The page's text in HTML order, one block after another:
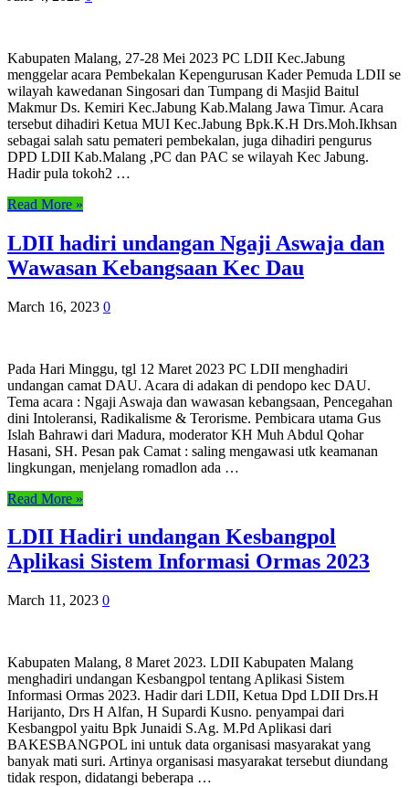
Kabupaten Malang, 27-28 Mei 2023 PC LDII Kec.Jabung
menggelar acara Pembekalan Kepengurusan Kader Pemuda LDII se
wilayah kawedanan Singosari dan Tumpang di Masjid Baitul
Makmur Ds. Kemiri Kec.Jabung Kab.Malang Jawa Timur. Acara
tersebut dihadiri Ketua MUI Kec.Jabung Bpk.K.H Drs.Moh.Ikhsan
sebagai salah satu pemateri pembekalan, juga dihadiri pengurus
DPD LDII Kab.Malang ,PC dan PAC se wilayah Kec Jabung.
Hadir pula tokoh2 …
Read More »
LDII hadiri undangan Ngaji Aswaja dan
Wawasan Kebangsaan Kec Dau
March 16, 2023 0
Pada Hari Minggu, tgl 12 Maret 2023 PC LDII menghadiri
undangan camat DAU. Acara di adakan di pendopo kec DAU.
Tema acara : Ngaji Aswaja dan wawasan kebangsaan, Pencegahan
dini Intoleransi, Radikalisme & Terorisme. Pembicara utama Gus
Islah Bahrawi dari Madura, moderator KH Muh Abdul Qohar
Hasani, SH. Pesan pak Camat : saling mengawasi utk keamanan
lingkungan, menjelang romadlon ada …
Read More »
LDII Hadiri undangan Kesbangpol
Aplikasi Sistem Informasi Ormas 2023
March 11, 2023 0
Kabupaten Malang, 8 Maret 2023. LDII Kabupaten Malang
menghadiri undangan Kesbangpol tentang Aplikasi Sistem
Informasi Ormas 2023. Hadir dari LDII, Ketua Dpd LDII Drs.H
Harijanto, Drs H Alfan, H Supardi Kusno. penyampai dari
Kesbangpol yaitu Bpk Junaidi S.Ag. M.Pd Aplikasi dari
BAKESBANGPOL ini untuk data organisasi masyarakat yang
banyak mati suri. Artinya organisasi masyarakat tersebut diundang
tidak respon, didatangi beberapa …